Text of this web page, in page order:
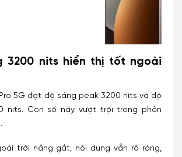
3200 nits hiển thị tốt ngoài
Pro 5G đạt độ sáng peak 3200 nits và độ
nits. Con số này vượt trội trong phân
trời nắng gắt, nội dung vẫn rõ ràng,